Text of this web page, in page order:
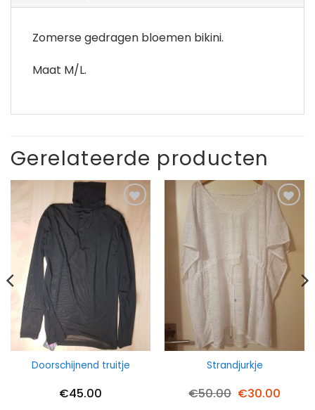
Zomerse gedragen bloemen bikini.
Maat M/L.
Gerelateerde producten
Doorschijnend truitje
€45.00
Strandjurkje
€50.00 €30.00